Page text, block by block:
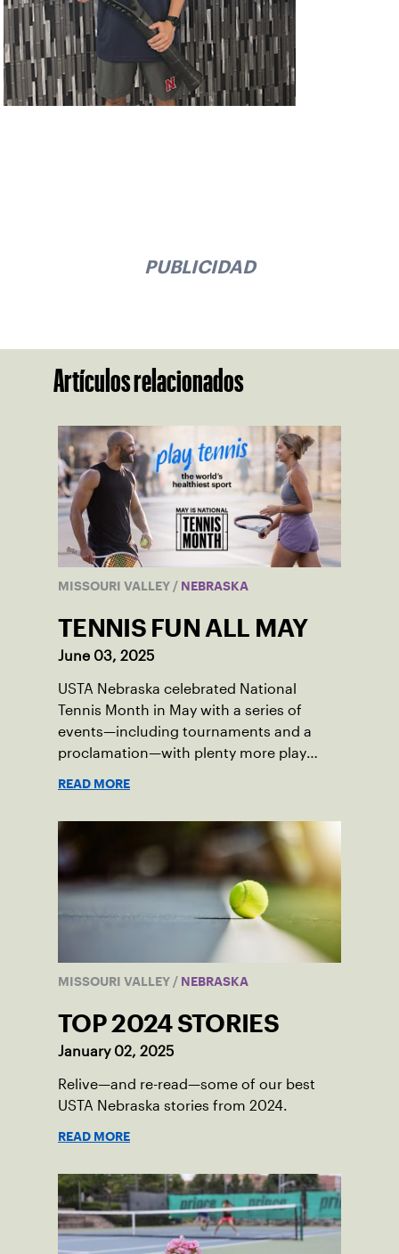
PUBLICIDAD
Artículos relacionados
MISSOURI VALLEY / NEBRASKA
TENNIS FUN ALL MAY
June 03, 2025
USTA Nebraska celebrated National
Tennis Month in May with a series of
events—including tournaments and a
proclamation—with plenty more play
READ MORE
MISSOURI VALLEY / NEBRASKA
TOP 2024 STORIES
January 02, 2025
Relive—and re-read—some of our best
USTA Nebraska stories from 2024.
READ MORE